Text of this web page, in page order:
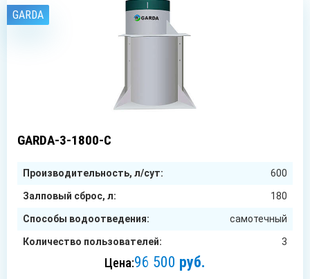
GARDA
GARDA-3-1800-C
Производительность, л/сут: 600
Залповый сброс, л: 180
Способы водоотведения: самотечный
Количество пользователей: 3
Цена:96 500 руб.